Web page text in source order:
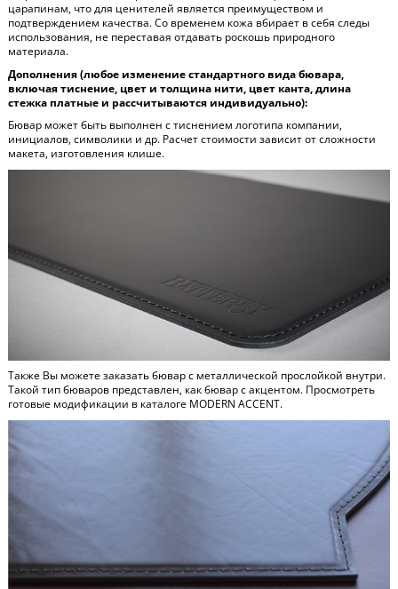
царапинам, что для ценителей является преимуществом и
подтверждением качества. Со временем кожа вбирает в себя следы
использования, не переставая отдавать роскошь природного
материала.
Дополнения (любое изменение стандартного вида бювара,
включая тиснение, цвет и толщина нити, цвет канта, длина
стежка платные и рассчитываются индивидуально):
Бювар может быть выполнен с тиснением логотипа компании,
инициалов, символики и др. Расчет стоимости зависит от сложности
макета, изготовления клише.
Также Вы можете заказать бювар с металлической прослойкой внутри.
Такой тип бюваров представлен, как бювар с акцентом. Просмотреть
готовые модификации в каталоге MODERN ACCENT.